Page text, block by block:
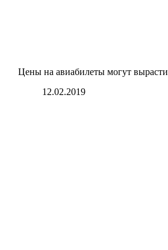
Цены на авиабилеты могут вырасти
12.02.2019